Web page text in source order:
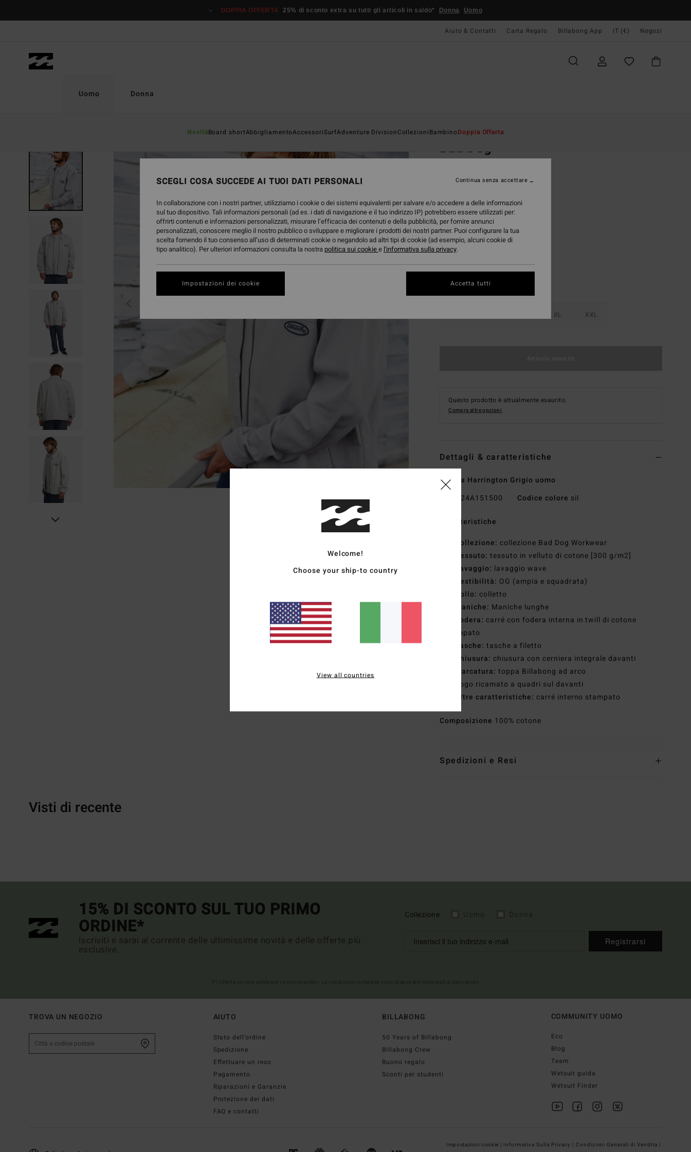
prodotto
DOPPIA OFFERTA 25% di sconto extra su tutti gli articoli in saldo* Donna Uomo
Aiuto & Contatti Carta Regalo Billabong App IT (€) Negozi
Uomo
NovitàBoard shortAbbigliamentoAccessoriSurfAdventure DivisionCollezioniBambinoDoppia Offerta
Donna
Bad Dog
119,95 €
DOPPIA OFFERTA 25%
ColoriSilver
XL XXL
Questo prodotto è attualmente esaurito.
Compra altre opzioni
Dettagli & caratteristiche
Giacca Harrington Grigio uomo
24A151500 Codice colore sil
Caratteristiche
Collezione: collezione Bad Dog Workwear
Tessuto: tessuto in velluto di cotone [300 g/m2]
Lavaggio: lavaggio wave
Vestibilità: OG (ampia e squadrata)
Collo: colletto
Maniche: Maniche lunghe
Fodera: carré con fodera interna in twill di cotone
stampato
Tasche: tasche a filetto
Chiusura: chiusura con cerniera integrale davanti
Marcatura: toppa Billabong ad arco
Logo ricamato a quadri sul davanti
Altre caratteristiche: carré interno stampato
Composizione 100% cotone
Spedizioni e Resi
Visti di recente
15% DI SCONTO SUL TUO PRIMO
ORDINE*
Iscriviti e sarai al corrente delle ultimissime novità e delle offerte più
esclusive.
Collezione
Registrarsi
TROVA UN NEGOZIO AIUTO
Stato dell’ordine
Spedizione
Effettuare un reso
Pagamento
Riparazioni e Garanzie
Protezione dei dati
FAQ e contatti
BILLABONG
50 Years of Billabong
Billabong Crew
Buono regalo
Sconti per studenti
COMMUNITY UOMO
Eco
Blog
Team
Wetsuit guida
Wetsuit Finder
Impostazioni cookie | Informativa Sulla Privacy | Condizioni Generali di Vendita |
Welcome!
Choose your ship-to country
View all countries
SCEGLI COSA SUCCEDE AI TUOI DATI PERSONALI
In collaborazione con i nostri partner, utilizziamo i cookie o dei sistemi equivalenti per salvare e/o accedere a delle informazioni
sul tuo dispositivo. Tali informazioni personali (ad es. i dati di navigazione e il tuo indirizzo IP) potrebbero essere utilizzati per:
offrirti contenuti e informazioni personalizzati, misurare l’efficacia dei contenuti e della pubblicità, per fornire annunci
personalizzati, conoscere meglio il nostro pubblico o sviluppare e migliorare i prodotti dei nostri partner. Puoi configurare la tua
scelta fornendo il tuo consenso all’uso di determinati cookie o negandolo ad altri tipi di cookie (ad esempio, alcuni cookie di
tipo analitico). Per ulteriori informazioni consulta la nostra politica sui cookiee l'informativa sulla privacy.
Impostazioni dei cookie
Continua senza accettare
Accetta tutti